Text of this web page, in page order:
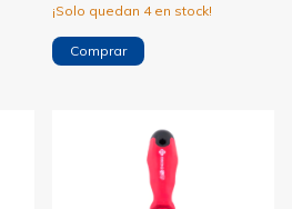
¡Solo quedan 4en stock!